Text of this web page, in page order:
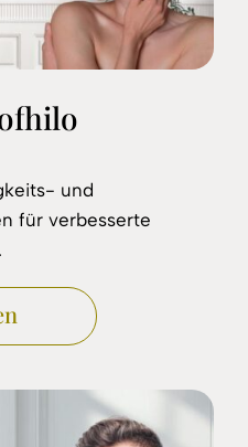
und
für verbesserte